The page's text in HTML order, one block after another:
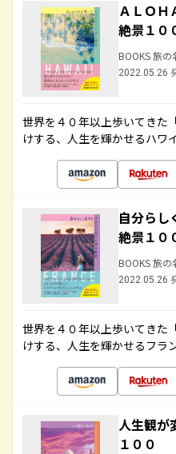
ＡＬＯＨ
絶景１０
BOOKS 旅の
2022.05.26
世界を４０年以上歩いてきた
けする、人生を輝かせるハワ
自分らし
絶景１０
BOOKS 旅の
2022.05.26
世界を４０年以上歩いてきた
けする、人生を輝かせるフラ
人生観が
１００